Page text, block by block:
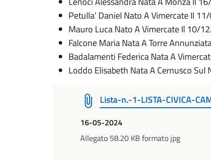
Petulla’ Daniel Nato A Vimercate Il
Mauro Luca Nato A Vimercate Il 10/
Falcone Maria Nata A Torre
Badalamenti Federica Nata A
Loddo Elisabeth Nata A Cernusco
Lista-n.-1-LISTA-CIVICA-
16-05-2024
Allegato 58.20 KB formato jpg